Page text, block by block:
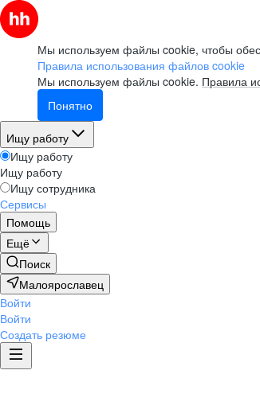
Мы используем файлы cookie, чтобы
Правила использования файлов cookie
Мы используем файлы cookie. Правила
Понятно
Ищу работу
Ищу работу
Ищу работу
Ищу сотрудника
Сервисы
Помощь
Ещё
Поиск
Малоярославец
Войти
Войти
Создать резюме